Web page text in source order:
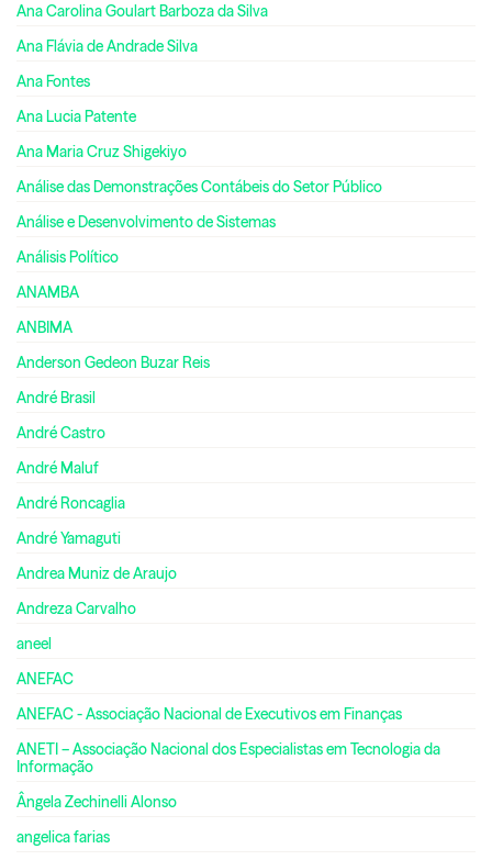
Ana Carolina Goulart Barboza da Silva
Ana Flávia de Andrade Silva
Ana Fontes
Ana Lucia Patente
Ana Maria Cruz Shigekiyo
Análise das Demonstrações Contábeis do Setor Público
Análise e Desenvolvimento de Sistemas
Análisis Político
ANAMBA
ANBIMA
Anderson Gedeon Buzar Reis
André Brasil
André Castro
André Maluf
André Roncaglia
André Yamaguti
Andrea Muniz de Araujo
Andreza Carvalho
aneel
ANEFAC
ANEFAC - Associação Nacional de Executivos em Finanças
ANETI – Associação Nacional dos Especialistas em Tecnologia da
Informação
Ângela Zechinelli Alonso
angelica farias